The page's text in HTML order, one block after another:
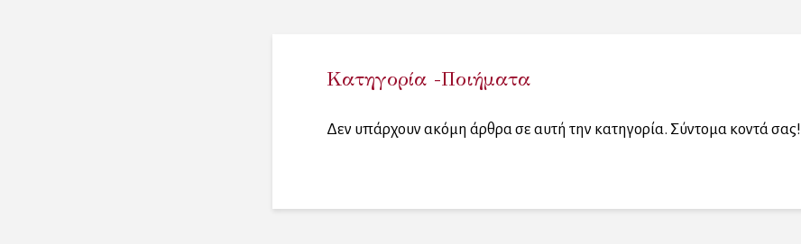
Κατηγορία -Ποιήματα
Δεν υπάρχουν ακόμη άρθρα σε αυτή την κατηγορία. Σύντομα κοντά σας!